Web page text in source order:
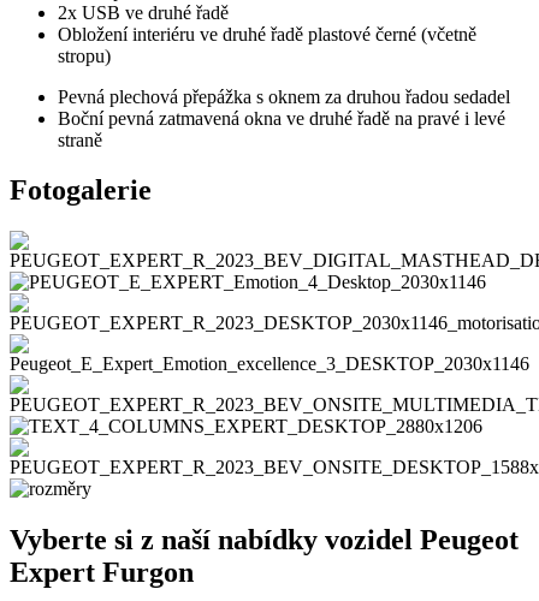
2x USB ve druhé řadě
Obložení interiéru ve druhé řadě plastové černé (včetně
stropu)
Pevná plechová přepážka s oknem za druhou řadou sedadel
Boční pevná zatmavená okna ve druhé řadě na pravé i levé
straně
Fotogalerie
Vyberte si z naší nabídky vozidel Peugeot
Expert Furgon